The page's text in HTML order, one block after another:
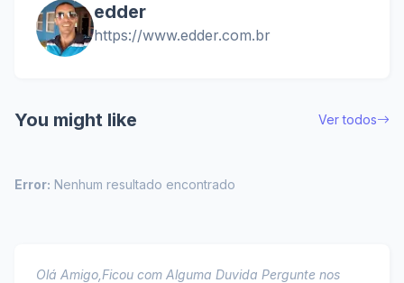
edder
https://www.edder.com.br
You might like Ver todos
Error: Nenhum resultado encontrado
Olá Amigo,Ficou com Alguma Duvida Pergunte nos